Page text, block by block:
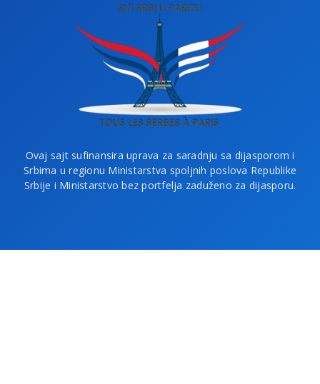
Ovaj sajt sufinansira uprava za saradnju sa dijasporom i
Srbima u regionu Ministarstva spoljnih poslova Republike
Srbije i Ministarstvo bez portfelja zaduženo za dijasporu.